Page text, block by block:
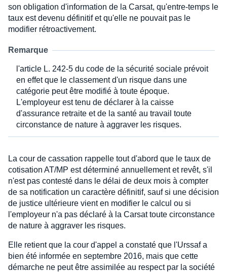
son obligation d'information de la Carsat, qu'entre-temps le
taux est devenu définitif et qu'elle ne pouvait pas le
modifier rétroactivement.
Remarque
l'article L. 242-5 du code de la sécurité sociale prévoit
en effet que le classement d'un risque dans une
catégorie peut être modifié à toute époque.
L'employeur est tenu de déclarer à la caisse
d'assurance retraite et de la santé au travail toute
circonstance de nature à aggraver les risques.
La cour de cassation rappelle tout d'abord que le taux de
cotisation AT/MP est déterminé annuellement et revêt, s'il
n'est pas contesté dans le délai de deux mois à compter
de sa notification un caractère définitif, sauf si une décision
de justice ultérieure vient en modifier le calcul ou si
l'employeur n'a pas déclaré à la Carsat toute circonstance
de nature à aggraver les risques.
Elle retient que la cour d'appel a constaté que l'Urssaf a
bien été informée en septembre 2016, mais que cette
démarche ne peut être assimilée au respect par la société